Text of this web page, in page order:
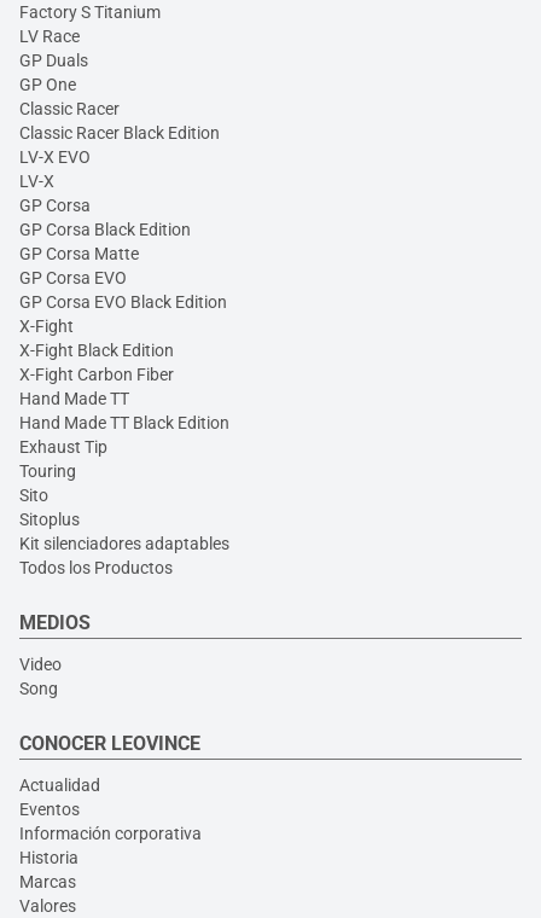
Factory S Titanium
LV Race
GP Duals
GP One
Classic Racer
Classic Racer Black Edition
LV-X EVO
LV-X
GP Corsa
GP Corsa Black Edition
GP Corsa Matte
GP Corsa EVO
GP Corsa EVO Black Edition
X-Fight
X-Fight Black Edition
X-Fight Carbon Fiber
Hand Made TT
Hand Made TT Black Edition
Exhaust Tip
Touring
Sito
Sitoplus
Kit silenciadores adaptables
Todos los Productos
MEDIOS
Video
Song
CONOCER LEOVINCE
Actualidad
Eventos
Información corporativa
Historia
Marcas
Valores